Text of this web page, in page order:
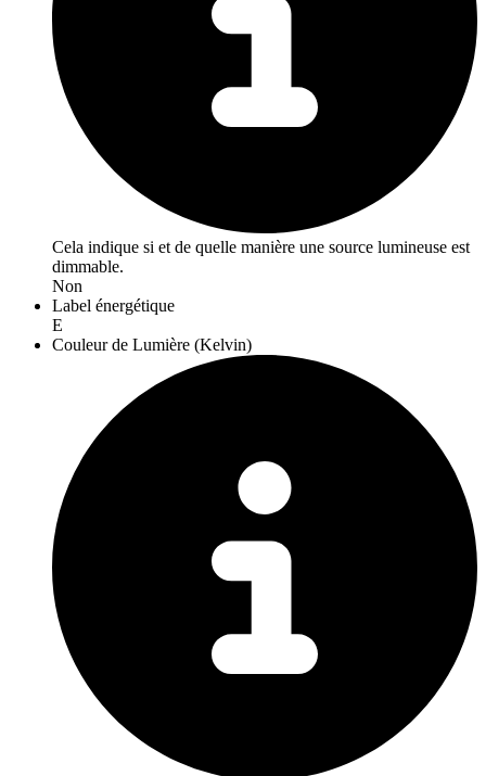
Cela indique si et de quelle manière une source lumineuse est
dimmable.
Non
Label énergétique
E
Couleur de Lumière (Kelvin)